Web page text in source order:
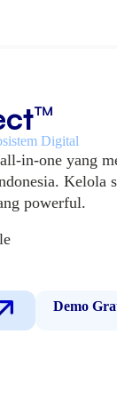
Digital
in-one yang
Kelola
powerful.
Demo